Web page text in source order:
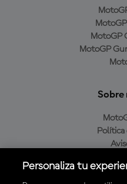
MotoGP
MotoGP
Sobre
Política
Política
Personaliza tu